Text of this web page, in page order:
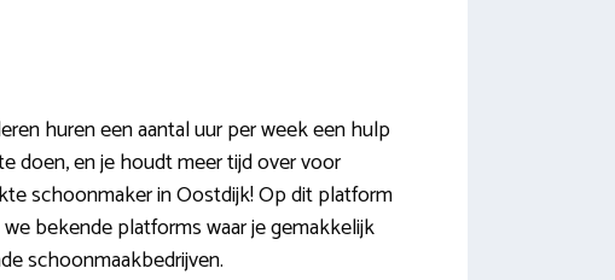
huren een aantal uur per week een hulp
doen, en je houdt meer tijd over voor
schoonmaker in Oostdijk! Op dit platform
bekende platforms waar je gemakkelijk
schoonmaakbedrijven.